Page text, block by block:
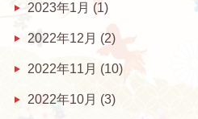
2023年1月 (1)
2022年12月 (2)
2022年11月 (10)
2022年10月 (3)